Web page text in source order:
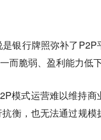
银行牌照弥补了P2P
脆弱、盈利能力低下
模式运营难以维持商
衡，也无法通过规模